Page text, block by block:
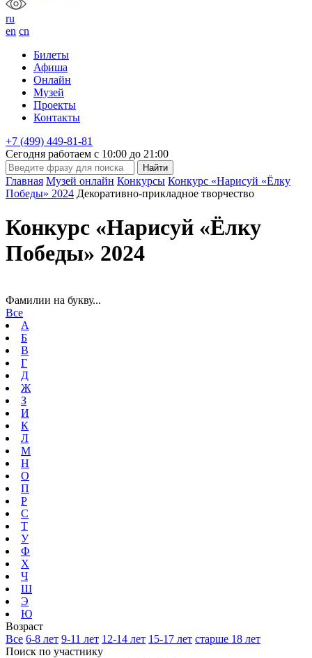
ru
en cn
Билеты
Афиша
Онлайн
Музей
Проекты
Контакты
+7 (499) 449-81-81
Сегодня работаем с 10:00 до 21:00
Главная Музей онлайн Конкурсы Конкурс «Нарисуй «Ёлку
Победы» 2024 Декоративно-прикладное творчество
Конкурс «Нарисуй «Ёлку
Победы» 2024
Фамилии на букву...
Все
А
Б
В
Г
Д
Ж
З
И
К
Л
М
Н
О
П
Р
С
Т
У
Ф
Х
Ч
Ш
Э
Ю
Возраст
Все 6-8 лет 9-11 лет 12-14 лет 15-17 лет старше 18 лет
Поиск по участнику